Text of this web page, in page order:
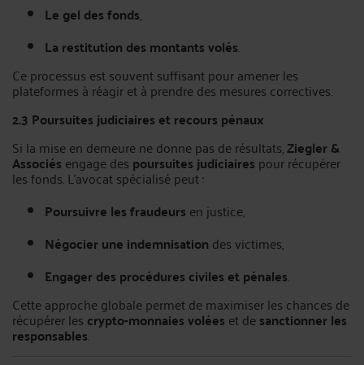
Le gel des fonds,
La restitution des montants volés.
Ce processus est souvent suffisant pour amener les
plateformes à réagir et à prendre des mesures correctives.
2.3 Poursuites judiciaires et recours pénaux
Si la mise en demeure ne donne pas de résultats,Ziegler &
Associés engage des poursuites judiciaires pour récupérer
les fonds. L’avocat spécialisé peut :
Poursuivre les fraudeurs en justice,
Négocier une indemnisation des victimes,
Engager des procédures civiles et pénales.
Cette approche globale permet de maximiser les chances de
récupérer les crypto-monnaies volées et desanctionner les
responsables.